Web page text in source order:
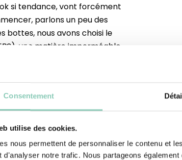
Consentement
utilise des cookies.
nous permettent de personnaliser le contenu et
d'analyser notre trafic. Nous partageons
si tendance, vont forcément
parlons un peu des
bottes, nous avons choisi le
une matière imperméable,
et sans chlore. Pour
en polyester tellement
pour prendre soin des petits
Bref, avec leur aspect en
les bottes "Cheyennetoo" sont
et déclinées pour toute la
pour que vos bambins
et dans la neige fraîche...